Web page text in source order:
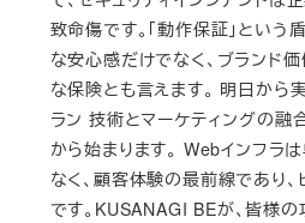
致命傷です。「動作保証」という
な安心感だけでなく、ブランド
な保険とも言えます。 明日から
ラン 技術とマーケティングの融
から始まります。 Webインフラは
なく、顧客体験の最前線であり
です。KUSANAGI BEが、皆様